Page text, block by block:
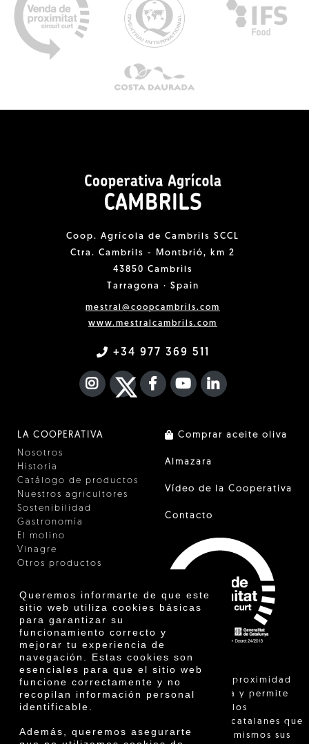
Queremos informarte de que este
sitio web utiliza cookies básicas
para garantizar su
funcionamiento correcto y
mejorar tu experiencia de
navegación. Estas cookies son
esenciales para que el sitio web
funcione correctamente y no
recopilan información personal
identificable.
Además, queremos asegurarte
Coop. Agrícola de Cambrils SCCL
Ctra. Cambrils - Montbrió, km 2
43850 Cambrils
Tarragona · Spain
mestral@coopcambrils.com
www.mestralcambrils.com
+34 977 369 511
INSTAGRAM
TWITTER
FACEBOOK F
YOUTUBEFA LINKEDIN
LA COOPERATIVA
Nosotros
Historia
Catálogo de productos
Nuestros agricultores
Sostenibilidad
Gastronomía
El molino
Vinagre
Otros productos
Premios
Innovación
Comprar aceite oliva
Almazara
Vídeo de la Cooperativa
Contacto
"La venta de proximidad
está regulada y permite
identificar a los
agricultores catalanes que
venden ellos mismos sus